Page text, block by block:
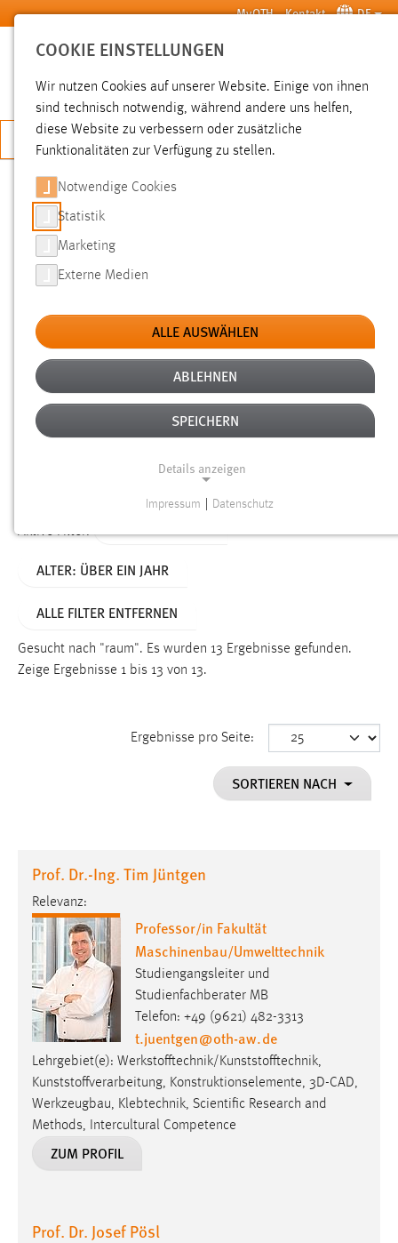
Zum Hauptinhalt springen MyOTH Kontakt DE
SUCHE
JETZT BEWERBEN
SUCHE
FILTER
Typ
Erstellungsdatum
Alter
Aktive Filter:
ALTER: ÜBER EIN JAHR
ALLE FILTER ENTFERNEN
Gesucht nach "raum". Es wurden 13 Ergebnisse gefunden.
Zeige Ergebnisse 1 bis 13 von 13.
Ergebnisse pro Seite:
SORTIEREN NACH
Prof. Dr.-Ing. Tim Jüntgen
Relevanz:
Professor/in Fakultät
Maschinenbau/Umwelttechnik
Studiengangsleiter und
Studienfachberater MB
Telefon: +49 (9621) 482-3313
t.juentgen@oth-aw.de
Lehrgebiet(e): Werkstofftechnik/Kunststofftechnik,
Kunststoffverarbeitung, Konstruktionselemente, 3D-CAD,
Werkzeugbau, Klebtechnik, Scientific Research and
Methods, Intercultural Competence
ZUM PROFIL
Prof. Dr. Josef Pösl
COOKIE EINSTELLUNGEN
Wir nutzen Cookies auf unserer Website. Einige von ihnen
sind technisch notwendig, während andere uns helfen,
diese Website zu verbessern oder zusätzliche
Funktionalitäten zur Verfügung zu stellen.
Notwendige Cookies
Statistik
Marketing
Externe Medien
ALLE AUSWÄHLEN
ABLEHNEN
SPEICHERN
Details anzeigen
Funktionen und sind für die einwandfreie Funktion der
Name:
Dieser Cookie speichert die ausgewählten Einverständnis-
Performance
Name:
staticfilecache
Zweck:
Für performante Seitenauslieferung wird in diesem Cookie
gespeichert, ob man eingeloggt ist.
Sprachpräferenz
Name:
site-language-preference
Zweck:
Das Cookie speichert die gewählte Sprache der Website.
Impressum Datenschutz